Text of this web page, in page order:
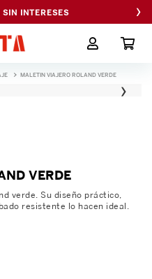
INTERESES ›
MALETIN VIAJERO ROLAND VERDE
›
VERDE
verde. Su diseño práctico,
resistente lo hacen ideal.